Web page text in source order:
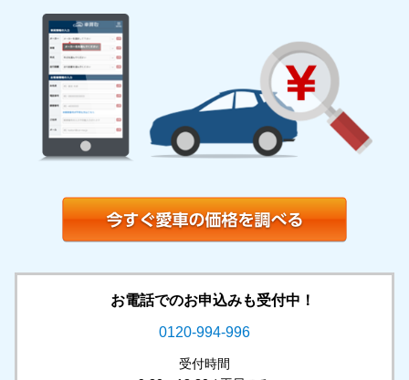
お電話でのお申込みも受付中！
0120-994-996
受付時間